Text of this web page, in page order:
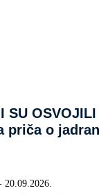
SU
priča o
20.09.2026.